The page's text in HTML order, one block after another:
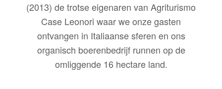
(2013) de trotse eigenaren van Agriturismo
Case Leonori waar we onze gasten
ontvangen in Italiaanse sferen en ons
organisch boerenbedrijf runnen op de
omliggende 16 hectare land.